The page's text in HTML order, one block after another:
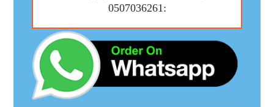
:0507036261